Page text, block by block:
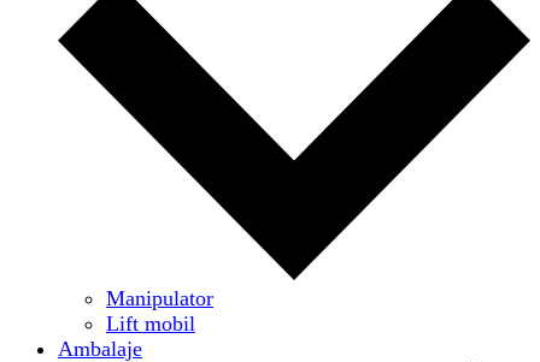
Manipulator
Lift mobil
Ambalaje